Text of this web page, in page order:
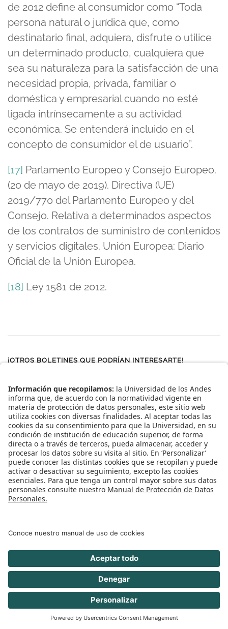
de 2012 define al consumidor como “Toda
persona natural o jurídica que, como
destinatario final, adquiera, disfrute o utilice
un determinado producto, cualquiera que
sea su naturaleza para la satisfacción de una
necesidad propia, privada, familiar o
doméstica y empresarial cuando no esté
ligada intrínsecamente a su actividad
económica. Se entenderá incluido en el
concepto de consumidor el de usuario”.
[17] Parlamento Europeo y Consejo Europeo.
(20 de mayo de 2019). Directiva (UE)
2019/770 del Parlamento Europeo y del
Consejo. Relativa a determinados aspectos
de los contratos de suministro de contenidos
y servicios digitales. Unión Europea: Diario
Oficial de la Unión Europea.
[18] Ley 1581 de 2012.
¡OTROS BOLETINES QUE PODRÍAN INTERESARTE!
Costumbres mercantiles aplicables a
Contratos de Distribución
Las dinámicas comerciales en los contratos de
distribución están mediadas, en buena medida, por
la cotumbre. Esta fuente de derecho, usualmente
poco estudiada, es de gran utilidad toda vez que